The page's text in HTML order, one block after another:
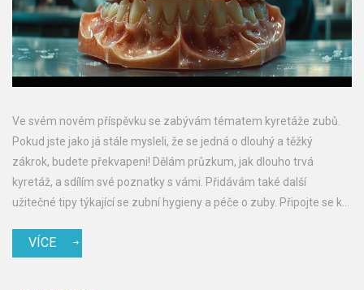
Ve svém novém příspěvku se zabývám tématem kyretáže zubů.
Pokud jste jako já stále mysleli, že se jedná o dlouhý a těžký
zákrok, budete překvapeni! Dělám průzkum, jak dlouho trvá
kyretáž, a sdílím své poznatky s vámi. Přidávám také další
užitečné tipy týkající se zubní hygieny a péče o zuby. Připojte se k
VÍCE